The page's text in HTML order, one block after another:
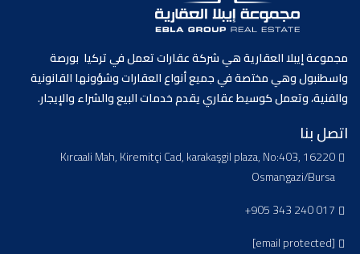
مجموعة إيبلا العقارية هي شركة عقارات تعمل في تركيا بورصة
واسطنبول وهي مختصة في جميع أنواع العقارات وشؤونها القانونية
والفنية، وتعمل كوسيط عقاري يقدم خدمات البيع والشراء والإيجار.
اتصل بنا
Kırcaali Mah, Kiremitçi Cad, karakaşgil plaza, No:403, 16220
Osmangazi/Bursa
+905 343 240 017
[email protected]